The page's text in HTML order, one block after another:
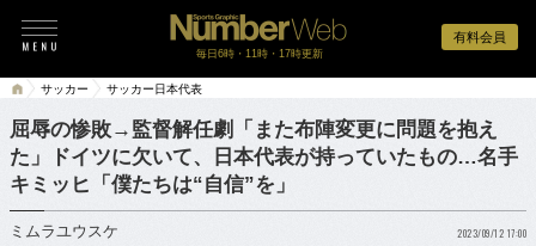
有料会員
毎日6時・11時・17時更新
サッカー サッカー日本代表
屈辱の惨敗→監督解任劇「また布陣変更に問題を抱え
た」ドイツに欠いて、日本代表が持っていたもの…名手
キミッヒ「僕たちは“自信”を」
ミムラユウスケ 2023/09/12 17:00